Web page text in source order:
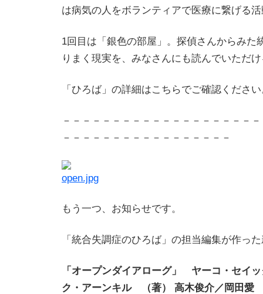
は病気の人をボランティアで医療に繋げる
1回目は「銀色の部屋」。探偵さんからみた
りまく現実を、みなさんにも読んでいただ
「ひろば」の詳細はこちらでご確認くださ
－－－－－－－－－－－－－－－－－－－
－－－－－－－－－－－－－－－－－
もう一つ、お知らせです。
「統合失調症のひろば」の担当編集が作っ
「オープンダイアローグ」 ヤーコ・セイ
ク・アーンキル （著） 高木俊介／岡田